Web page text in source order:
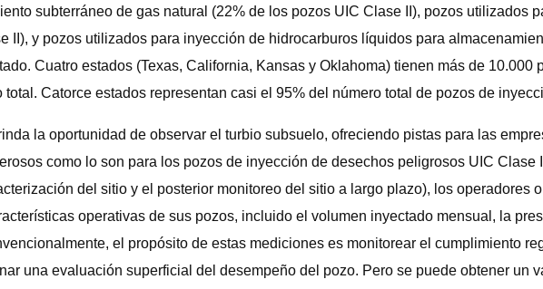
subterráneo de gas natural (22% de los pozos UIC Clase II), pozos utilizados
II), y pozos utilizados para inyección de hidrocarburos líquidos para
Cuatro estados (Texas, California, Kansas y Oklahoma) tienen más de
Catorce estados representan casi el 95% del número total de pozos de
la oportunidad de observar el turbio subsuelo, ofreciendo pistas para las
como lo son para los pozos de inyección de desechos peligrosos UIC
del sitio y el posterior monitoreo del sitio a largo plazo), los operadores
operativas de sus pozos, incluido el volumen inyectado mensual, la
el propósito de estas mediciones es monitorear el cumplimiento
una evaluación superficial del desempeño del pozo. Pero se puede obtener un